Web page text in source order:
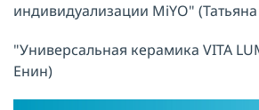
индивидуализации MiYO"
"Универсальная керамика VITA
Енин)